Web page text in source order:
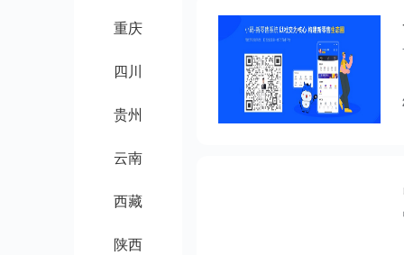
重庆
四川
贵州
云南
西藏
陕西